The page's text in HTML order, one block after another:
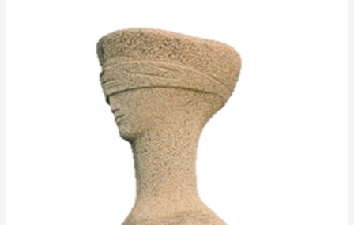
INTERNACIONAL
FUNDAMENTAIS,